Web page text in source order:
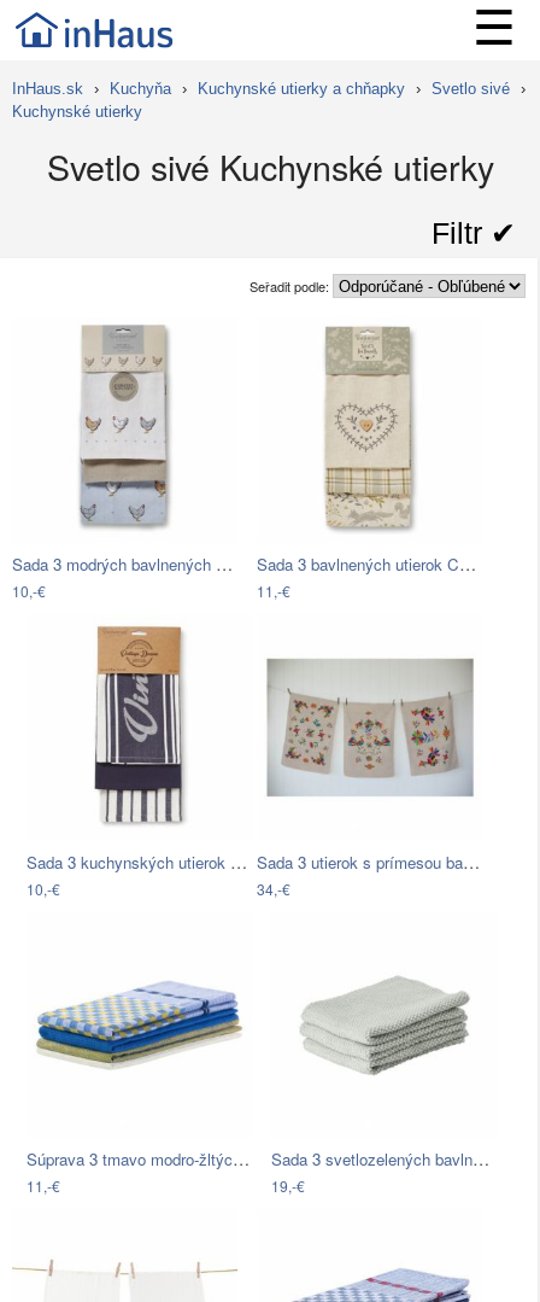
☰
InHaus.sk › Kuchyňa › Kuchynské utierky a chňapky › Svetlo sivé ›
Kuchynské utierky
Svetlo sivé Kuchynské utierky
Filtr ✔︎
Seřadit podle:
Sada 3 modrých bavlnených utierok do…
10,-€
Sada 3 bavlnených utierok Cooksmart ®…
11,-€
Sada 3 kuchynských utierok Cooksmart…
10,-€
Sada 3 utierok s prímesou bavlny Madre…
34,-€
Súprava 3 tmavo modro-žltých bavlnených…
11,-€
Sada 3 svetlozelených bavlnených…
19,-€